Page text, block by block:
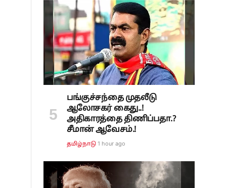
பங்குச்சந்தை முதலீடு
ஆலோசகர் கைது..!
அதிகாரத்தை திணிப்பதா.?
சீமான் ஆவேசம்.!
தமிழ்நாடு 1 hour ago